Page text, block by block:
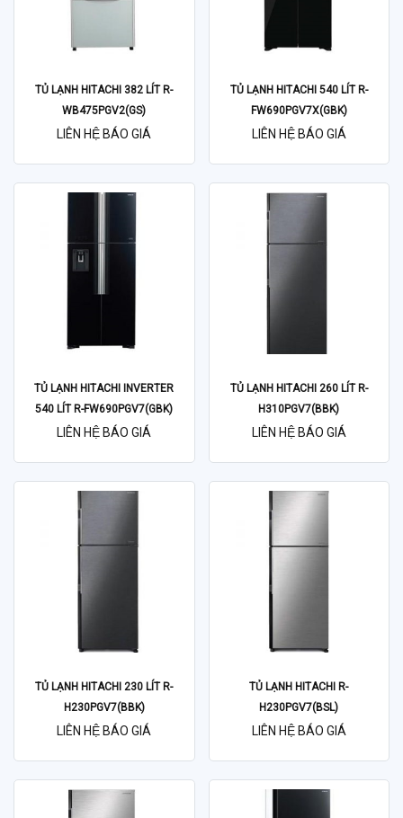
TỦ LẠNH HITACHI 382 LÍT R-
WB475PGV2(GS)
LIÊN HỆ BÁO GIÁ
TỦ LẠNH HITACHI 540 LÍT R-
FW690PGV7X(GBK)
LIÊN HỆ BÁO GIÁ
TỦ LẠNH HITACHI INVERTER
540 LÍT R-FW690PGV7(GBK)
LIÊN HỆ BÁO GIÁ
TỦ LẠNH HITACHI 260 LÍT R-
H310PGV7(BBK)
LIÊN HỆ BÁO GIÁ
TỦ LẠNH HITACHI 230 LÍT R-
H230PGV7(BBK)
LIÊN HỆ BÁO GIÁ
TỦ LẠNH HITACHI R-
H230PGV7(BSL)
LIÊN HỆ BÁO GIÁ